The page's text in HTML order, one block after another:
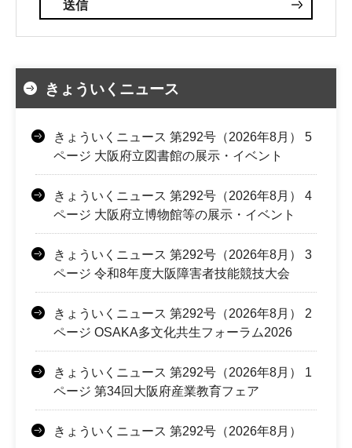
きょういくニュース
きょういくニュース 第292号（2026年8月） 5
ページ 大阪府立図書館の展示・イベント
きょういくニュース 第292号（2026年8月） 4
ページ 大阪府立博物館等の展示・イベント
きょういくニュース 第292号（2026年8月） 3
ページ 令和8年度大阪障害者技能競技大会
きょういくニュース 第292号（2026年8月） 2
ページ OSAKA多文化共生フォーラム2026
きょういくニュース 第292号（2026年8月） 1
ページ 第34回大阪府産業教育フェア
きょういくニュース 第292号（2026年8月）